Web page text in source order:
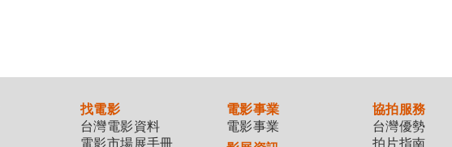
找電影
台灣電影資料
電影市場展手冊
電影事業
電影事業
協拍服務
台灣優勢
拍片指南